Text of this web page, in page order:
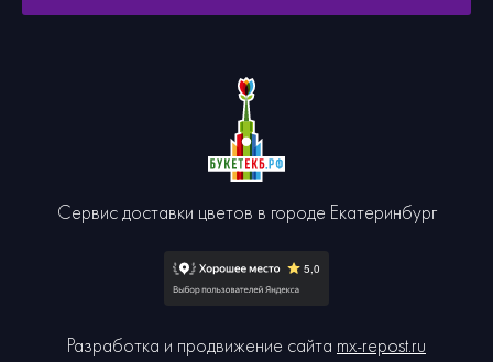
Сервис доставки цветов в городе Екатеринбург
Разработка и продвижение сайта mx-repost.ru